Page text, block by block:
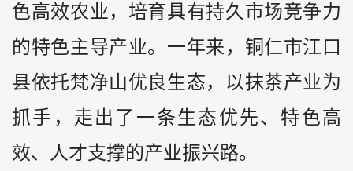
色高效农业，培育具有持久市场竞争力
的特色主导产业。一年来，铜仁市江口
县依托梵净山优良生态，以抹茶产业为
抓手，走出了一条生态优先、特色高
效、人才支撑的产业振兴路。